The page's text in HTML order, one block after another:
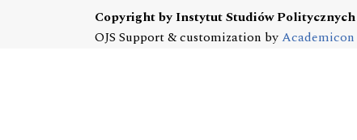
Copyright by Instytut Studiów
OJS Support & customization byAcademicon